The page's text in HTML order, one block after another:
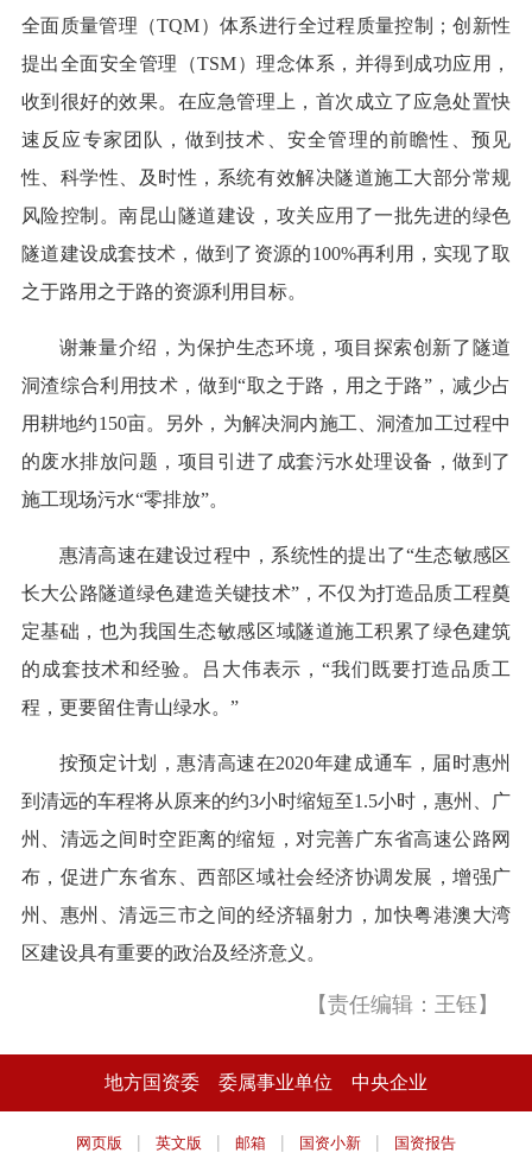
全面质量管理（TQM）体系进行全过程质量控制；创新性
提出全面安全管理（TSM）理念体系，并得到成功应用，
收到很好的效果。在应急管理上，首次成立了应急处置快
速反应专家团队，做到技术、安全管理的前瞻性、预见
性、科学性、及时性，系统有效解决隧道施工大部分常规
风险控制。南昆山隧道建设，攻关应用了一批先进的绿色
隧道建设成套技术，做到了资源的100%再利用，实现了取
之于路用之于路的资源利用目标。
谢兼量介绍，为保护生态环境，项目探索创新了隧道
洞渣综合利用技术，做到“取之于路，用之于路”，减少占
用耕地约150亩。另外，为解决洞内施工、洞渣加工过程中
的废水排放问题，项目引进了成套污水处理设备，做到了
施工现场污水“零排放”。
惠清高速在建设过程中，系统性的提出了“生态敏感区
长大公路隧道绿色建造关键技术”，不仅为打造品质工程奠
定基础，也为我国生态敏感区域隧道施工积累了绿色建筑
的成套技术和经验。吕大伟表示，“我们既要打造品质工
程，更要留住青山绿水。”
按预定计划，惠清高速在2020年建成通车，届时惠州
到清远的车程将从原来的约3小时缩短至1.5小时，惠州、广
州、清远之间时空距离的缩短，对完善广东省高速公路网
布，促进广东省东、西部区域社会经济协调发展，增强广
州、惠州、清远三市之间的经济辐射力，加快粤港澳大湾
区建设具有重要的政治及经济意义。
【责任编辑：王钰】
地方国资委 委属事业单位 中央企业
网页版 | 英文版 | 邮箱 | 国资小新 | 国资报告